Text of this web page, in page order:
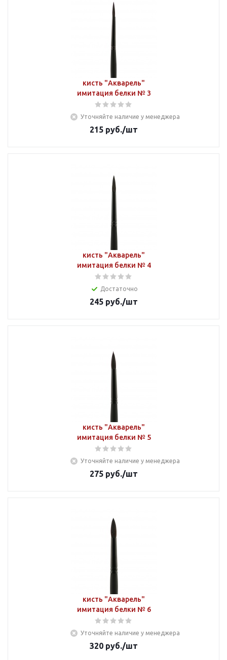
кисть "Акварель"
имитация белки № 3
Уточняйте наличие у менеджера
215 руб./шт
кисть "Акварель"
имитация белки № 4
Достаточно
245 руб./шт
кисть "Акварель"
имитация белки № 5
Уточняйте наличие у менеджера
275 руб./шт
кисть "Акварель"
имитация белки № 6
Уточняйте наличие у менеджера
320 руб./шт